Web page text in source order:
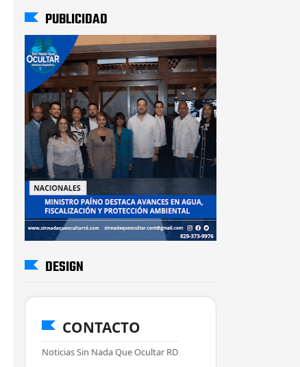
PUBLICIDAD
DESIGN
CONTACTO
Noticias Sin Nada Que Ocultar RD